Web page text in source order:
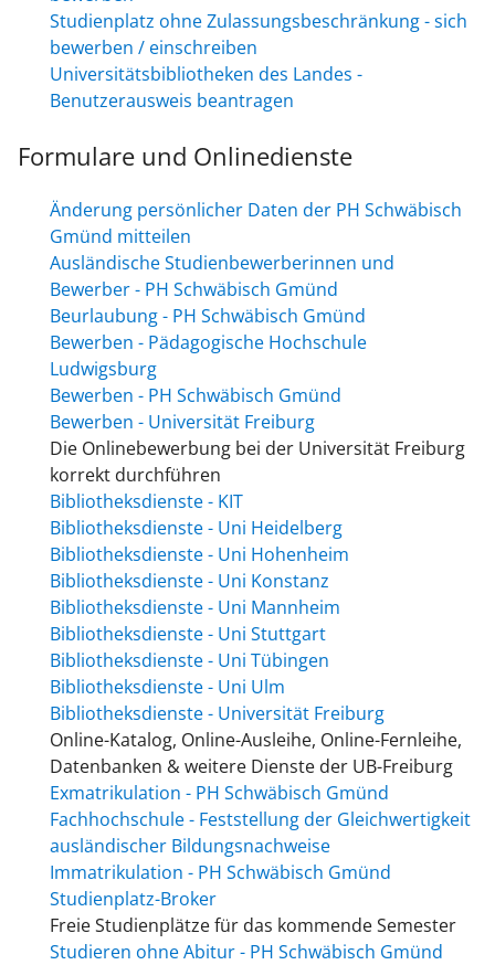
Studienplatz ohne Zulassungsbeschränkung - sich
bewerben / einschreiben
Universitätsbibliotheken des Landes -
Benutzerausweis beantragen
Formulare und Onlinedienste
Änderung persönlicher Daten der PH Schwäbisch
Gmünd mitteilen
Ausländische Studienbewerberinnen und
Bewerber - PH Schwäbisch Gmünd
Beurlaubung - PH Schwäbisch Gmünd
Bewerben - Pädagogische Hochschule
Ludwigsburg
Bewerben - PH Schwäbisch Gmünd
Bewerben - Universität Freiburg
Die Onlinebewerbung bei der Universität Freiburg
korrekt durchführen
Bibliotheksdienste - KIT
Bibliotheksdienste - Uni Heidelberg
Bibliotheksdienste - Uni Hohenheim
Bibliotheksdienste - Uni Konstanz
Bibliotheksdienste - Uni Mannheim
Bibliotheksdienste - Uni Stuttgart
Bibliotheksdienste - Uni Tübingen
Bibliotheksdienste - Uni Ulm
Bibliotheksdienste - Universität Freiburg
Online-Katalog, Online-Ausleihe, Online-Fernleihe,
Datenbanken & weitere Dienste der UB-Freiburg
Exmatrikulation - PH Schwäbisch Gmünd
Fachhochschule - Feststellung der Gleichwertigkeit
ausländischer Bildungsnachweise
Immatrikulation - PH Schwäbisch Gmünd
Studienplatz-Broker
Freie Studienplätze für das kommende Semester
Studieren ohne Abitur - PH Schwäbisch Gmünd